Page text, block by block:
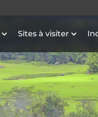
Sites à visiter